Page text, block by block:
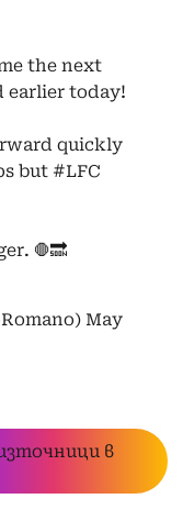
the next
earlier today!
quickly
but #LFC
🛑🔜
May
в